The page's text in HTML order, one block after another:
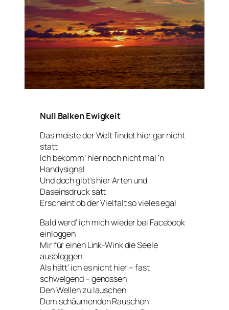
Null Balken Ewigkeit
Das meiste der Welt findet hier gar nicht
statt
Ich bekomm‘ hier noch nicht mal ’n
Handysignal
Und doch gibt’s hier Arten und
Daseinsdruck satt
Erscheint ob der Vielfalt so vieles egal
Bald werd‘ ich mich wieder bei Facebook
einloggen
Mir für einen Link-Wink die Seele
ausbloggen
Als hätt‘ ich es nicht hier – fast
schwelgend – genossen
Den Wellen zu lauschen
Dem schäumenden Rauschen